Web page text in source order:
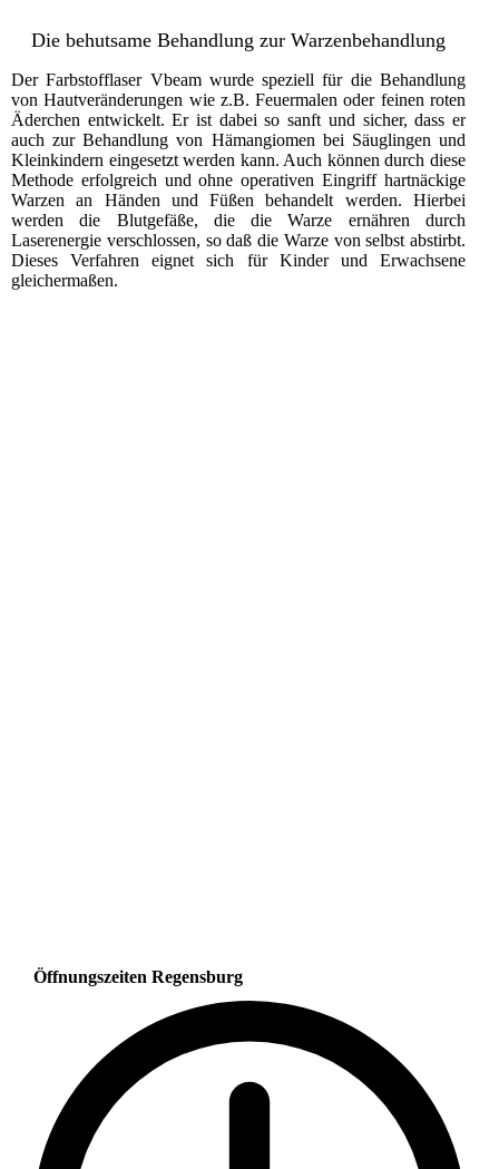
Die behutsame Behandlung zur Warzenbehandlung
Der Farbstofflaser Vbeam wurde speziell für die Behandlung
von Hautveränderungen wie z.B. Feuermalen oder feinen roten
Äderchen entwickelt. Er ist dabei so sanft und sicher, dass er
auch zur Behandlung von Hämangiomen bei Säuglingen und
Kleinkindern eingesetzt werden kann. Auch können durch diese
Methode erfolgreich und ohne operativen Eingriff hartnäckige
Warzen an Händen und Füßen behandelt werden. Hierbei
werden die Blutgefäße, die die Warze ernähren durch
Laserenergie verschlossen, so daß die Warze von selbst abstirbt.
Dieses Verfahren eignet sich für Kinder und Erwachsene
gleichermaßen.
Öffnungszeiten Regensburg